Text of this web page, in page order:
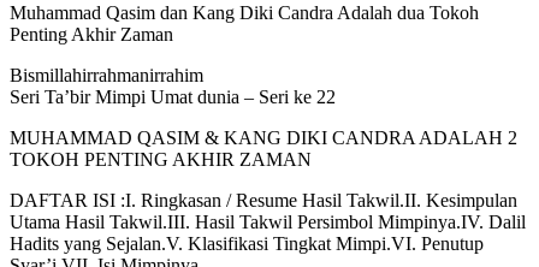
Muhammad Qasim dan Kang Diki Candra Adalah dua Tokoh
Penting Akhir Zaman
Bismillahirrahmanirrahim
Seri Ta’bir Mimpi Umat dunia – Seri ke 22
MUHAMMAD QASIM & KANG DIKI CANDRA ADALAH 2
TOKOH PENTING AKHIR ZAMAN
DAFTAR ISI :I. Ringkasan / Resume Hasil Takwil.II. Kesimpulan
Utama Hasil Takwil.III. Hasil Takwil Persimbol Mimpinya.IV. Dalil
Hadits yang Sejalan.V. Klasifikasi Tingkat Mimpi.VI. Penutup